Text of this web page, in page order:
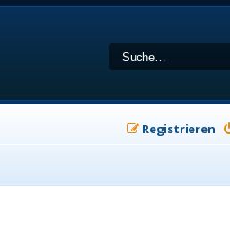
Registrieren